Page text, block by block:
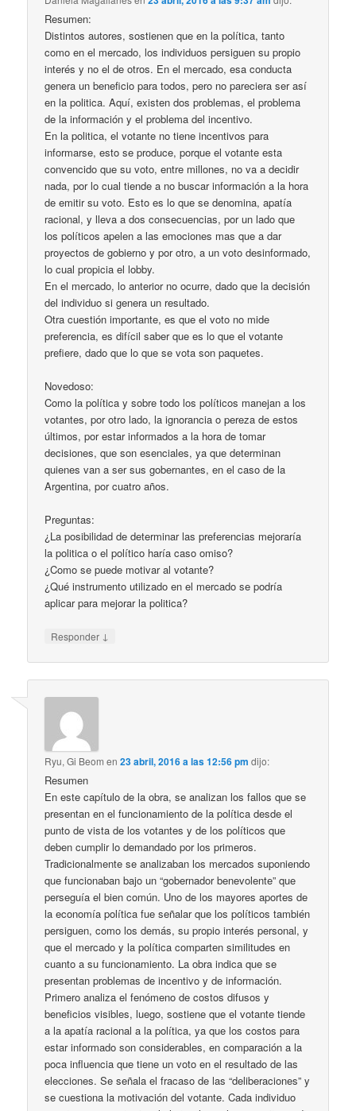
Resumen:
Distintos autores, sostienen que en la política, tanto
como en el mercado, los individuos persiguen su propio
interés y no el de otros. En el mercado, esa conducta
genera un beneficio para todos, pero no pareciera ser así
en la politica. Aquí, existen dos problemas, el problema
de la información y el problema del incentivo.
En la politica, el votante no tiene incentivos para
informarse, esto se produce, porque el votante esta
convencido que su voto, entre millones, no va a decidir
nada, por lo cual tiende a no buscar información a la hora
de emitir su voto. Esto es lo que se denomina, apatía
racional, y lleva a dos consecuencias, por un lado que
los políticos apelen a las emociones mas que a dar
proyectos de gobierno y por otro, a un voto desinformado,
lo cual propicia el lobby.
En el mercado, lo anterior no ocurre, dado que la decisión
del individuo si genera un resultado.
Otra cuestión importante, es que el voto no mide
preferencia, es difícil saber que es lo que el votante
prefiere, dado que lo que se vota son paquetes.
Novedoso:
Como la política y sobre todo los políticos manejan a los
votantes, por otro lado, la ignorancia o pereza de estos
últimos, por estar informados a la hora de tomar
decisiones, que son esenciales, ya que determinan
quienes van a ser sus gobernantes, en el caso de la
Argentina, por cuatro años.
Preguntas:
¿La posibilidad de determinar las preferencias mejoraría
la politica o el político haría caso omiso?
¿Como se puede motivar al votante?
¿Qué instrumento utilizado en el mercado se podría
aplicar para mejorar la politica?
Responder ↓
Ryu, Gi Beom en23 abril, 2016 a las 12:56 pm dijo:
Resumen
En este capítulo de la obra, se analizan los fallos que se
presentan en el funcionamiento de la política desde el
punto de vista de los votantes y de los políticos que
deben cumplir lo demandado por los primeros.
Tradicionalmente se analizaban los mercados suponiendo
que funcionaban bajo un “gobernador benevolente” que
perseguía el bien común. Uno de los mayores aportes de
la economía política fue señalar que los políticos también
persiguen, como los demás, su propio interés personal, y
que el mercado y la política comparten similitudes en
cuanto a su funcionamiento. La obra indica que se
presentan problemas de incentivo y de información.
Primero analiza el fenómeno de costos difusos y
beneficios visibles, luego, sostiene que el votante tiende
a la apatía racional a la política, ya que los costos para
estar informado son considerables, en comparación a la
poca influencia que tiene un voto en el resultado de las
elecciones. Se señala el fracaso de las “deliberaciones” y
se cuestiona la motivación del votante. Cada individuo